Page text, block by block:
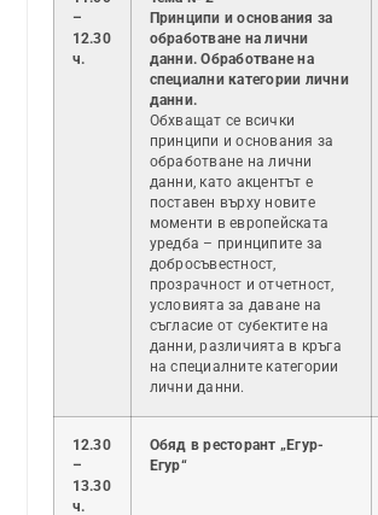
–
12.30
ч.
Принципи и основания за
обработване на лични
данни. Обработване на
специални категории лични
данни.
Обхващат се всички
принципи и основания за
обработване на лични
данни, като акцентът е
поставен върху новите
моменти в европейската
уредба – принципите за
добросъвестност,
прозрачност и отчетност,
условията за даване на
съгласие от субектите на
данни, различията в кръга
на специалните категории
лични данни.
12.30
–
13.30
ч.
Обяд в ресторант „Егур-
Егур“